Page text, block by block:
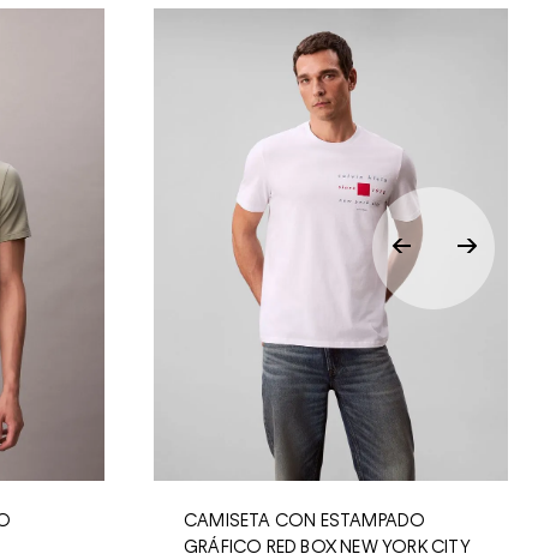
CAMISETA CON ESTAMPADO
GRÁFICO RED BOX NEW YORK CITY